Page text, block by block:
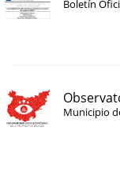
Boletín
Municipio